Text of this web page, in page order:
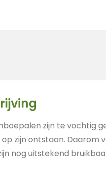
zijn te vochtig
zijn ontstaan. Daarom
nog uitstekend